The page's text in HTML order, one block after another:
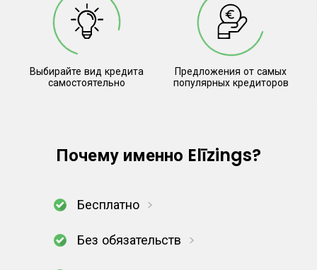
Выбирайте вид кредита
самостоятельно
Предложения от самых
популярных кредиторов
Почему именно Elīzings?
Бесплатно
Без обязательств